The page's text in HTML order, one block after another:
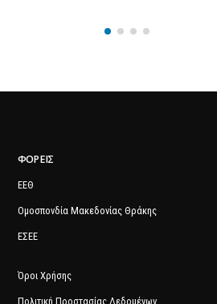
ΦΟΡΕΊΣ
ΕΕΘ
Ομοσπονδία Μακεδονίας Θράκης
ΕΣΕΕ
Όροι Χρήσης
Πολιτική Προστασίας Δεδομένων